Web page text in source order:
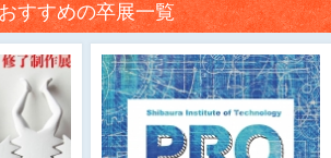
すすめの卒展一覧